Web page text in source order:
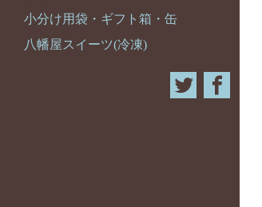
小分け用袋・ギフト箱・缶
八幡屋スイーツ(冷凍)